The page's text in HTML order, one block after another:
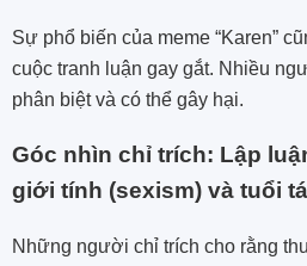
Sự phổ biến của meme “Karen”
cuộc tranh luận gay gắt. Nhiều
phân biệt và có thể gây hại.
Góc nhìn chỉ trích: Lập
giới tính (sexism) và tuổi
Những người chỉ trích cho rằng